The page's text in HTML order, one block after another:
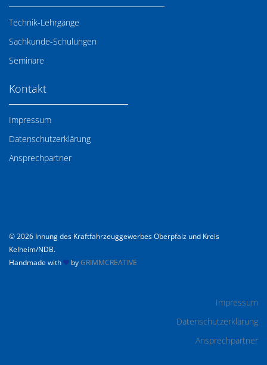
Technik-Lehrgänge
Sachkunde-Schulungen
Seminare
Kontakt
Impressum
Datenschutzerklärung
Ansprechpartner
© 2026 Innung des Kraftfahrzeuggewerbes Oberpfalz und Kreis
Kelheim/NDB.
Handmade with
byGRIMMCREATIVE
Impressum
Datenschutzerklärung
Ansprechpartner